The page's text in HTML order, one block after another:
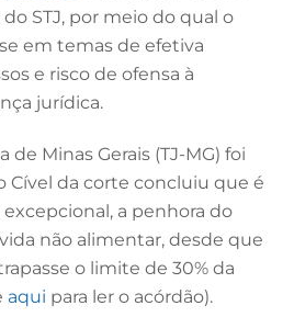
STJ, por meio do qual o
em temas de efetiva
e risco de ofensa à
jurídica.
de Minas Gerais (TJ-MG) foi
Cível da corte concluiu que é
a penhora do
não alimentar, desde que
o limite de 30% da
aqui para ler o acórdão).